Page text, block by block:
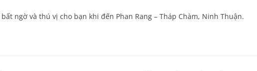
ngờ và thú vị cho bạn khi đến Phan Rang – Tháp Chàm, Ninh Thuận.